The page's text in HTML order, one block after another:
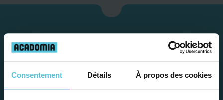
Consentement Détails À propos des cookies